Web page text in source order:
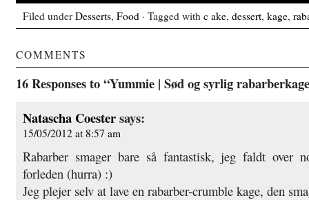
Filed under Desserts, Food · Tagged with c ake, dessert, kage,
COMMENTS
16 Responses to “Yummie | Sød og syrlig
Natascha Coestersays:
15/05/2012 at 8:57 am
Rabarber smager bare så fantastisk, jeg faldt over
forleden (hurra) :)
Jeg plejer selv at lave en rabarber-crumble kage, den